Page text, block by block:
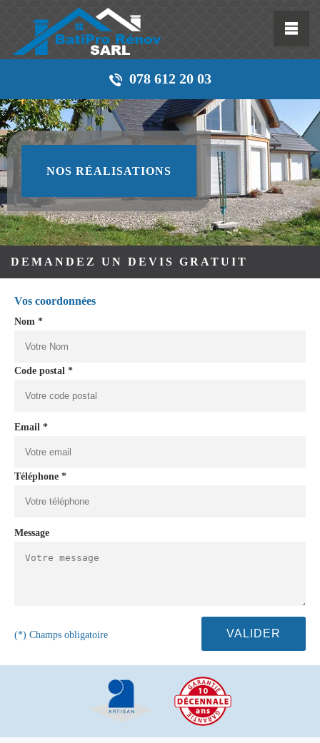
078 612 20 03
NOS RÉALISATIONS
DEMANDEZ UN DEVIS GRATUIT
Vos coordonnées
Nom *
Code postal *
Email *
Téléphone *
Message
(*) Champs obligatoire